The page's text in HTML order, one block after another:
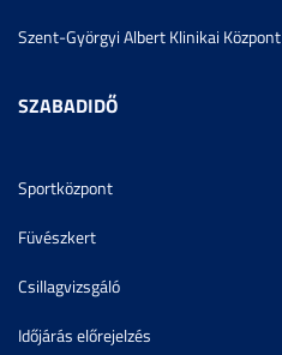
Szent-Györgyi Albert Klinikai Központ
SZABADIDŐ
Sportközpont
Füvészkert
Csillagvizsgáló
Időjárás előrejelzés